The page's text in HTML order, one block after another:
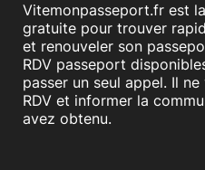
Vitemonpasseport.fr est
gratuite pour trouver
et renouveler son
RDV passeport
passer un seul appel. Il
RDV et informer la
avez obtenu.